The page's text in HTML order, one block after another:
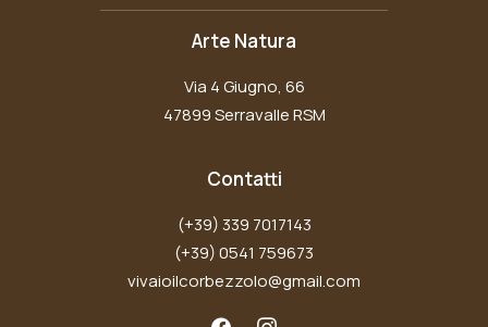
Arte Natura
Via 4 Giugno, 66
47899 Serravalle RSM
Contatti
(+39) 339 7017143
(+39) 0541 759673
vivaioilcorbezzolo@gmail.com